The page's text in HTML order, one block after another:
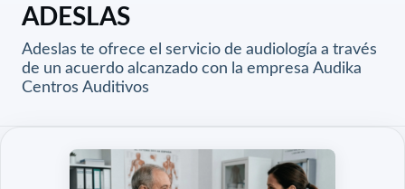
ADESLAS
Adeslas te ofrece el servicio de audiología a través
de un acuerdo alcanzado con la empresa Audika
Centros Auditivos